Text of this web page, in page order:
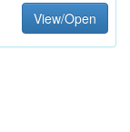
View/Open